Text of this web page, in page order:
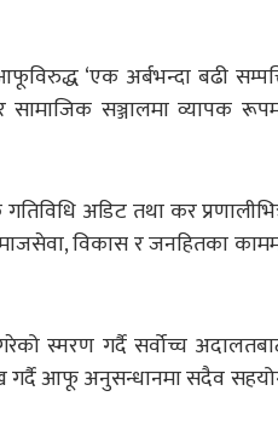
‘एक अर्बभन्दा बढी
सञ्जालमा व्यापक
अडिट तथा कर
विकास र जनहितका
स्मरण गर्दै सर्वोच्च
गर्दै आफू अनुसन्धानमा सदैव